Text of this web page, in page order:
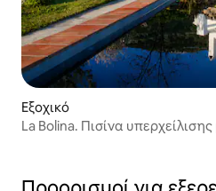
Εξοχικό
La Bolina. Πισίνα